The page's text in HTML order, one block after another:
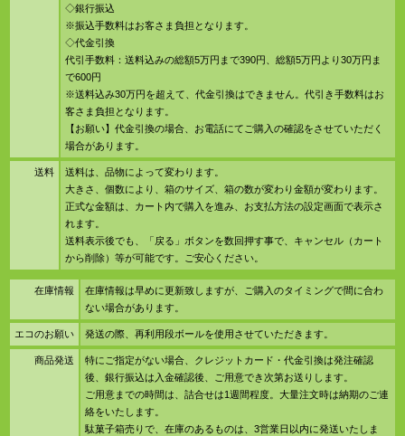
◇銀行振込
※振込手数料はお客さま負担となります。
◇代金引換
代引手数料：送料込みの総額5万円まで390円、総額5万円より30万円ま
で600円
※送料込み30万円を超えて、代金引換はできません。代引き手数料はお
客さま負担となります。
【お願い】代金引換の場合、お電話にてご購入の確認をさせていただく
場合があります。
送料
送料は、品物によって変わります。
大きさ、個数により、箱のサイズ、箱の数が変わり金額が変わります。
正式な金額は、カート内で購入を進み、お支払方法の設定画面で表示さ
れます。
送料表示後でも、「戻る」ボタンを数回押す事で、キャンセル（カート
から削除）等が可能です。ご安心ください。
在庫情報
在庫情報は早めに更新致しますが、ご購入のタイミングで間に合わ
ない場合があります。
エコのお願い 発送の際、再利用段ボールを使用させていただきます。
商品発送
特にご指定がない場合、クレジットカード・代金引換は発注確認
後、銀行振込は入金確認後、ご用意でき次第お送りします。
ご用意までの時間は、詰合せは1週間程度。大量注文時は納期のご連
絡をいたします。
駄菓子箱売りで、在庫のあるものは、3営業日以内に発送いたしま